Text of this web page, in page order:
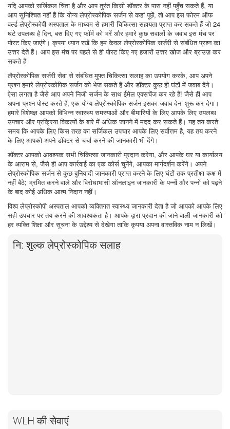
यदि आपको सर्जिकल चिंता है और आप तुरंत किसी डॉक्टर के पास नहीं पहुँच सकते हैं, या
आप सुनिश्चित नहीं हैं कि योग्य लेप्रोस्कोपिक सर्जन से कहां पूछें, तो आप इस फोरम ऑफ
वर्ल्ड लेप्रोस्कोपी अस्पताल के माध्यम से हमारी चिकित्सा सहायता प्राप्त कर सकते हैं जो 24
घंटे उपलब्ध है दिन, बस दिए गए फॉर्म को भरें और हमारे कुछ सवालों के जवाब इस मंच पर
पोस्ट किए जाएंगे। कृपया ध्यान रखें कि हम केवल लेप्रोस्कोपिक सर्जरी से संबंधित प्रश्न का
उत्तर देते हैं। आप इस मंच पर पहले से ही पोस्ट किए गए हजारों उत्तर खोज और ब्राउज़ कर
सकते हैं
लैप्रोस्कोपिक सर्जरी सेवा से संबंधित मुफ्त चिकित्सा सलाह का उपयोग करके, आप अपने
प्रश्न हमारे लेप्रोस्कोपिक सर्जन को भेज सकते हैं और डॉक्टर कुछ ही घंटों में जवाब देंगे।
ऐसा लगता है जैसे आप अपने निजी सर्जन के साथ ईमेल एक्सचेंज कर रहे हैं! जैसे ही आप
अपना प्रश्न पोस्ट करते हैं, एक योग्य लेप्रोस्कोपिक सर्जन इसका जवाब देना शुरू कर देगा।
हमारे विशेषज्ञ आपको विभिन्न स्वास्थ्य समस्याओं और बीमारियों के लिए आपके लिए उपलब्ध
उपचार और प्रक्रिया विकल्पों के बारे में अधिक जानने में मदद कर सकते हैं। यह तय करते
समय कि आपके लिए किस तरह का सर्जिकल उपचार आपके लिए सर्वोत्तम है, यह तय करने
के लिए आपको अपने डॉक्टर से चर्चा करने की जानकारी भी देंगे।
डॉक्टर आपको आवश्यक सभी चिकित्सा जानकारी प्रदान करेगा, और आपके घर या कार्यालय
के आराम से, जैसे ही आप कार्रवाई का एक कोर्स चुनेंगे, आपका मार्गदर्शन करेंगे। अपने
लेप्रोस्कोपिक सर्जन से कुछ बुनियादी जानकारी प्राप्त करने के लिए घंटों तक प्रतीक्षा कक्ष में
नहीं बैठे; भ्रमित करने वाले और विरोधाभासी ऑनलाइन जानकारी के पन्नों और पन्नों को पढ़ने
के बाद कोई अधिक आत्म निदान नहीं।
विश्व लेप्रोस्कोपी अस्पताल आपको व्यक्तिगत स्वास्थ्य जानकारी देता है जो आपको आपके लिए
सही उपचार पर तय करने की आवश्यकता है। आपके द्वारा प्रदान की जाने वाली जानकारी को
हर व्यक्ति शिक्षा और सूचना के उद्देश्य से देखेगा ताकि कृपया अपना वास्तविक नाम न लिखें।
नि: शुल्क लेप्रोस्कोपिक सलाह
WLH की सेवाएं